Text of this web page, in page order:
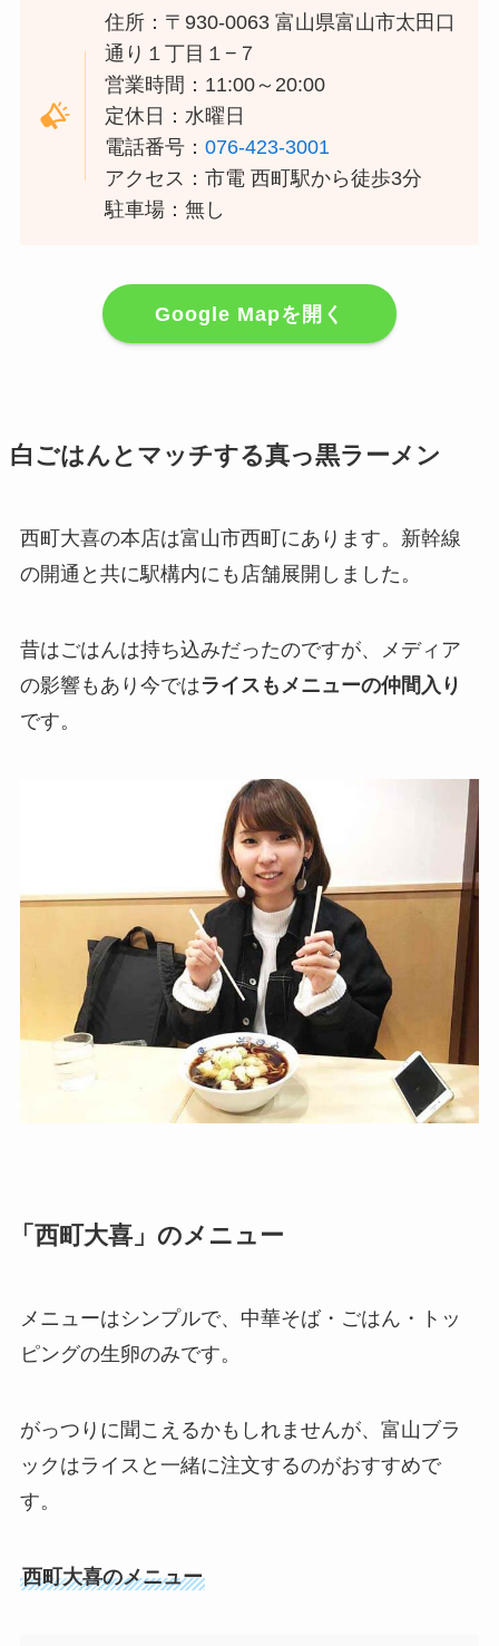
住所：〒930-0063 富山県富山市太田口
通り１丁目１−７
営業時間：11:00～20:00
定休日：水曜日
電話番号：076-423-3001
アクセス：市電 西町駅から徒歩3分
駐車場：無し
Google Mapを開く
白ごはんとマッチする真っ黒ラーメン
西町大喜の本店は富山市西町にあります。新幹線
の開通と共に駅構内にも店舗展開しました。
昔はごはんは持ち込みだったのですが、メディア
の影響もあり今ではライスもメニューの仲間入り
です。
「西町大喜」のメニュー
メニューはシンプルで、中華そば・ごはん・トッ
ピングの生卵のみです。
がっつりに聞こえるかもしれませんが、富山ブラ
ックはライスと一緒に注文するのがおすすめで
す。
西町大喜のメニュー